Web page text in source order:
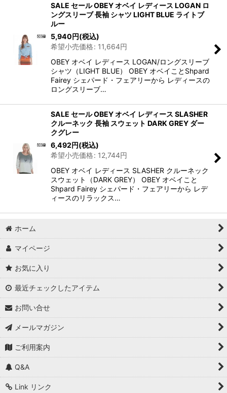
SALE セール OBEY オベイ レディース LOGAN ロ
ングスリーブ 長袖 シャツ LIGHT BLUE ライトブ
ルー
5,940円(税込)
希望小売価格: 11,664円
OBEY オベイ レディース LOGAN/ロングスリーブ
シャツ（LIGHT BLUE） OBEY オベイことShpard
Fairey シェパード・フェアリーから レディースの
ロングスリーブ…
SALE セール OBEY オベイ レディース SLASHER
クルーネック 長袖 スウェット DARK GREY ダー
クグレー
6,492円(税込)
希望小売価格: 12,744円
OBEY オベイ レディース SLASHER クルーネック
スウェット（DARK GREY） OBEY オベイこと
Shpard Fairey シェパード・フェアリーから レデ
ィースのリラックス…
ホーム
マイページ
お気に入り
最近チェックしたアイテム
お問い合せ
メールマガジン
ご利用案内
Q&A
Link リンク